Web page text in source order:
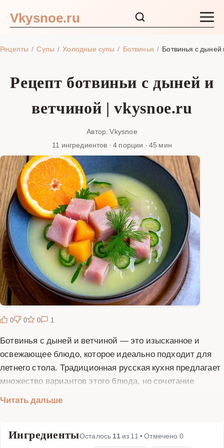
Vkysnoe.ru
Рецепты Супы Холодные супы Ботвинья Ботвинья с дыней
Рецепт ботвиньи с дыней и
ветчиной | vkysnoe.ru
Автор: Vkysnoe
11 ингредиентов · 4 порции · 45 мин
0 0 0 1
Ботвинья с дыней и ветчиной — это изысканное и
освежающее блюдо, которое идеально подходит для
летнего стола. Традиционная русская кухня предлагает
множество вариантов этого блюда, но сочетание
особый вкус и аромат. Ботвинья — это холодный суп на
с зеленью, огурцами и другими сезонными овощами. В
Читать дальше
ИнгредиентыОсталось 11из 11 • Отмечено 0